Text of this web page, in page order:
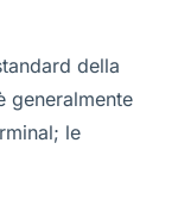
della
generalmente
le